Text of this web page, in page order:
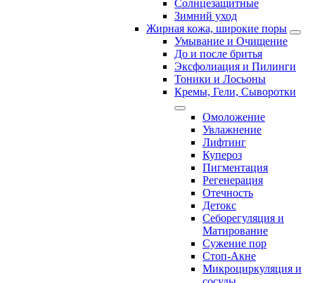
Солнцезащитные
Зимний уход
Жирная кожа, широкие поры
Умывание и Очищение
До и после бритья
Эксфолиация и Пилинги
Тоники и Лосьоны
Кремы, Гели, Сыворотки
Омоложение
Увлажнение
Лифтинг
Купероз
Пигментация
Регенерация
Отечность
Детокс
Себорегуляция и
Матирование
Сужение пор
Стоп-Акне
Микроциркуляция и